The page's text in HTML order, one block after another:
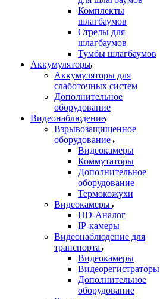
Комплекты
шлагбаумов
Стрелы для
шлагбаумов
Тумбы шлагбаумов
Аккумуляторы
Аккумуляторы для
слаботочных систем
Дополнительное
оборудование
Видеонаблюдение
Взрывозащищенное
оборудование
Видеокамеры
Коммутаторы
Дополнительное
оборудование
Термокожухи
Видеокамеры
HD-Аналог
IP-камеры
Видеонаблюдение для
транспорта
Видеокамеры
Видеорегистраторы
Дополнительное
оборудование